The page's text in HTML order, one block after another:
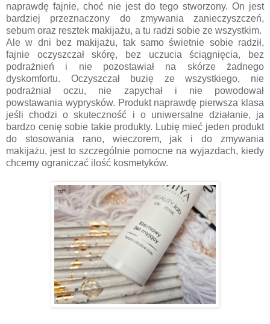
naprawdę fajnie, choć nie jest do tego stworzony. On jest
bardziej przeznaczony do zmywania zanieczyszczeń,
sebum oraz resztek makijażu, a tu radzi sobie ze wszystkim.
Ale w dni bez makijażu, tak samo świetnie sobie radził,
fajnie oczyszczał skórę, bez uczucia ściągnięcia, bez
podrażnień i nie pozostawiał na skórze żadnego
dyskomfortu. Oczyszczał buzię ze wszystkiego, nie
podrażniał oczu, nie zapychał i nie powodował
powstawania wyprysków. Produkt naprawdę pierwsza klasa
jeśli chodzi o skuteczność i o uniwersalne działanie, ja
bardzo cenię sobie takie produkty. Lubię mieć jeden produkt
do stosowania rano, wieczorem, jak i do zmywania
makijażu, jest to szczególnie pomocne na wyjazdach, kiedy
chcemy ograniczać ilość kosmetyków.